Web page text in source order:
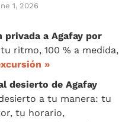
1, 2026
privada a Agafay por
ritmo, 100 % a medida,
»
desierto de Agafay
a tu manera: tu
tu horario,